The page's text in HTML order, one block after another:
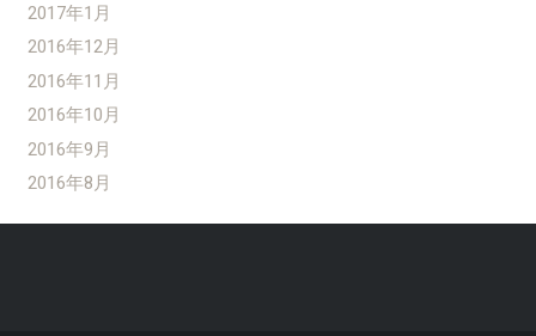
2017年1月
2016年12月
2016年11月
2016年10月
2016年9月
2016年8月